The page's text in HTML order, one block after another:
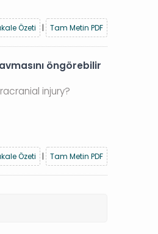
Özeti
| Tam Metin PDF
öngörebilir
injury?
Özeti
| Tam Metin PDF